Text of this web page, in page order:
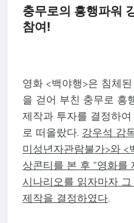
충무로의 흥행파워
참여!
영화 <백야행>은 침체
을 걷어 부친 충무로 흥
제작과 투자를 결정하
로 떠올랐다. 강우석 감
미성년자관람불가>와 <
상콘티를 본 후 “영화를
시나리오를 읽자마자
제작을 결정하였다.